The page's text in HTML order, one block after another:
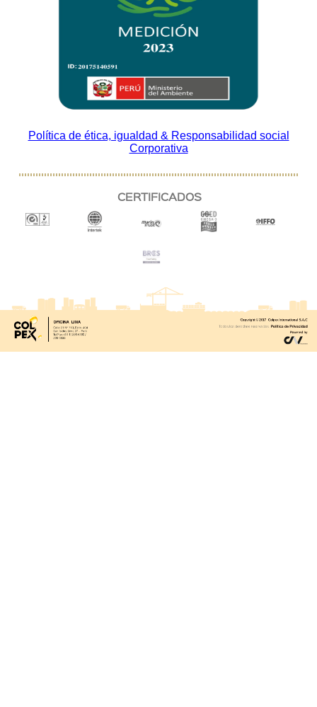
Política de ética, igualdad & Responsabilidad social
Corporativa
CERTIFICADOS